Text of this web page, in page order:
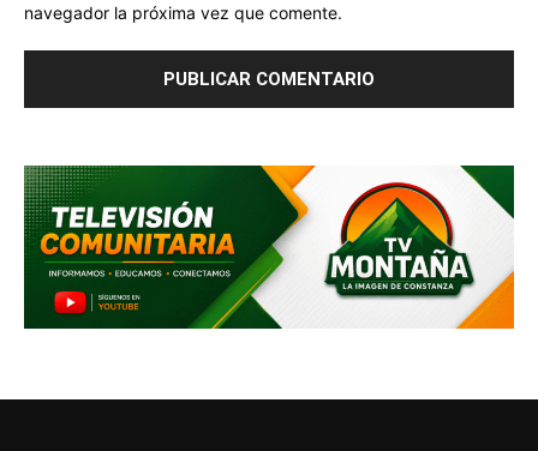
navegador la próxima vez que comente.